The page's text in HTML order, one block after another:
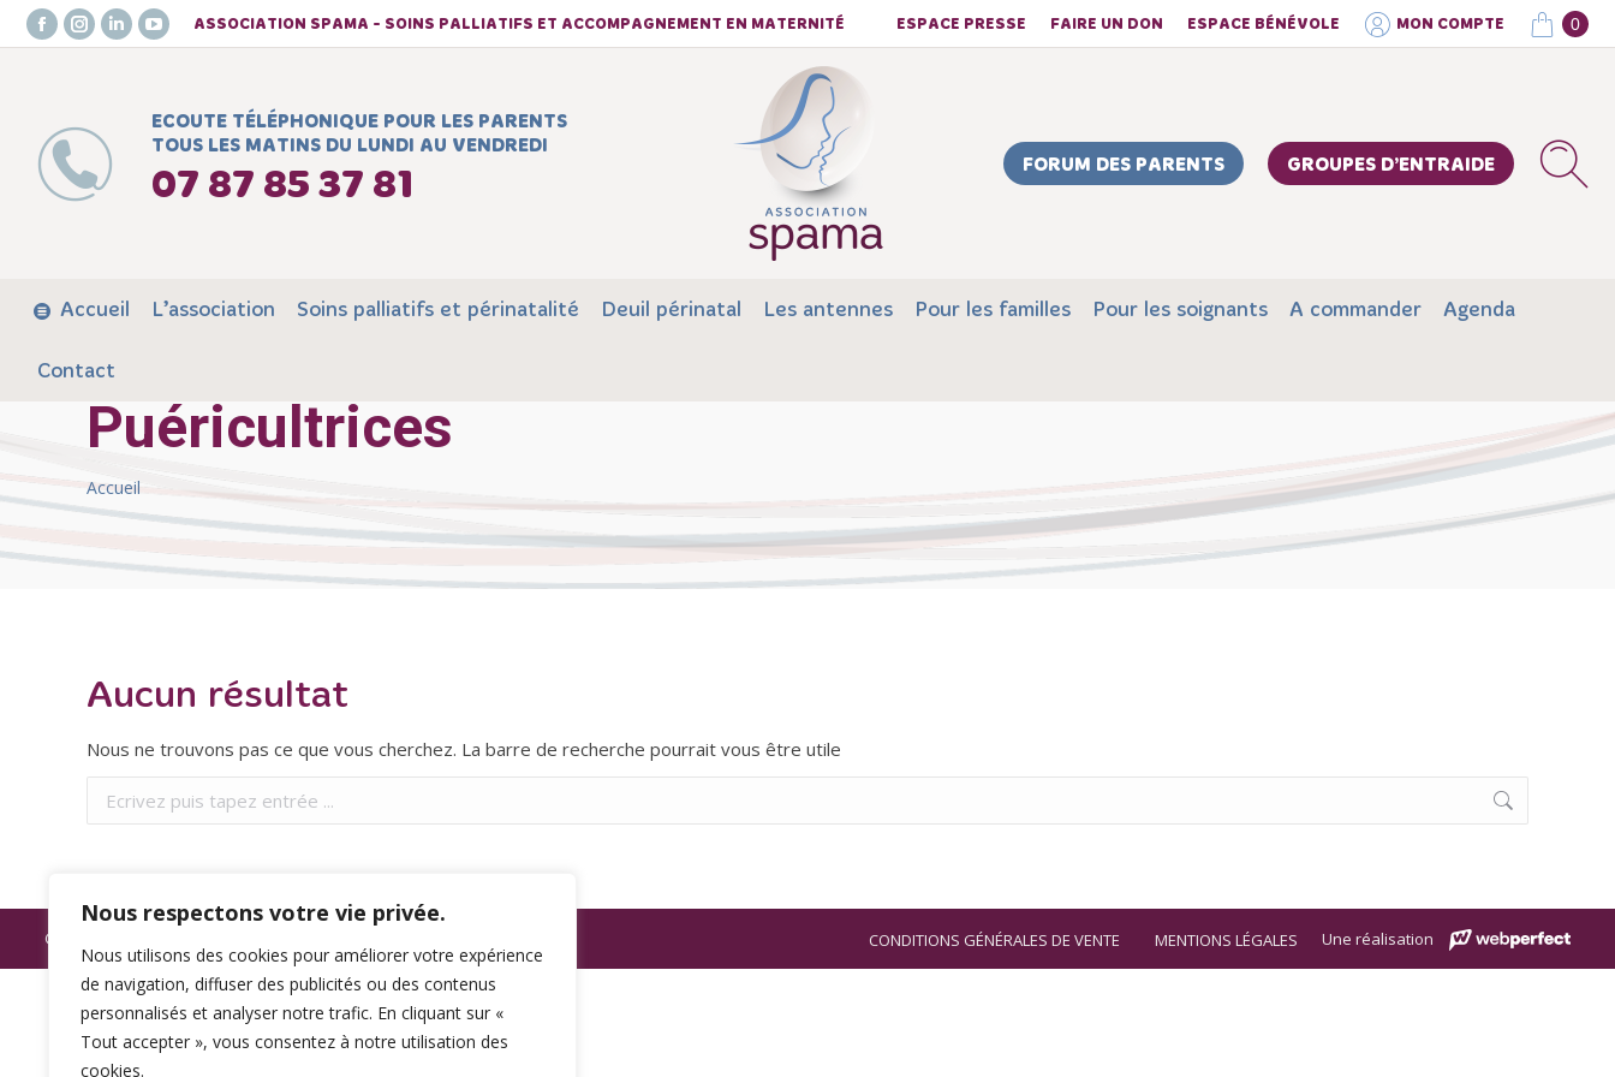
Nous respectons votre vie privée.
Nous utilisons des cookies pour améliorer votre expérience
de navigation, diffuser des publicités ou des contenus
personnalisés et analyser notre trafic. En cliquant sur «
Tout accepter », vous consentez à notre utilisation des
cookies.
Facebook
in
new
window
Instagram
in
new
window
LinkedIn
window
YouTube
in
window
ASSOCIATION SPAMA - SOINS PALLIATIFS ET ACCOMPAGNEMENT EN MATERNITÉ ESPACE PRESSE FAIRE UN DON ESPACE BÉNÉVOLE MON COMPTE 0
ECOUTE TÉLÉPHONIQUE POUR LES PARENTS
TOUS LES MATINS DU LUNDI AU VENDREDI
07 87 85 37 81
FORUM DES PARENTS GROUPES D’ENTRAIDE
Accueil L’association Soins palliatifs et périnatalité Deuil périnatal Les antennes Pour les familles Pour les soignants A commander Agenda
Contact
Puéricultrices
Vous êtes ici :
Accueil
Aucun résultat
Nous ne trouvons pas ce que vous cherchez. La barre de recherche pourrait vous être utile
Recherche
:
© SPAMA 2014 - 2026. Tous droits réservés. CONDITIONS GÉNÉRALES DE VENTE MENTIONS LÉGALES Une réalisation